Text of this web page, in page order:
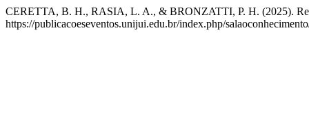
CERETTA, B. H., RASIA, L. A., & BRONZATTI, P. H. (2025).
https://publicacoeseventos.unijui.edu.br/index.php/